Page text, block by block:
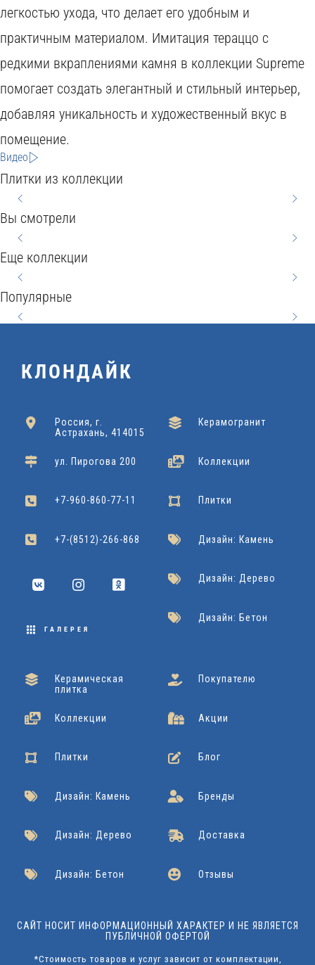
легкостью ухода, что делает его удобным и
практичным материалом. Имитация тераццо с
редкими вкраплениями камня в коллекции Supreme
помогает создать элегантный и стильный интерьер,
добавляя уникальность и художественный вкус в
помещение.
Видео
Плитки из коллекции
Вы смотрели
Еще коллекции
C
I
Y
S
T
Y
L
E
6
0
6
x
1
2
Grasaro
Подробнее
H
O
M
E
W
O
D
2
0
6
Grasaro
Подробнее
B
E
R
E
G
6
0
x
1
0
Kerranova
Популярные
S
E
V
L
L
A
2
x
2
H
A
M
O
N
Y
0
x
0
O
O
D
C
O
N
C
E
P
N
T
R
A
2
x
0
КЛОНДАЙК
Россия, г.
Астрахань, 414015
ул. Пирогова 200
+7-960-860-77-11
+7-(8512)-266-868
ГАЛЕРЕЯ
Керамогранит
Коллекции
Плитки
Дизайн: Камень
Дизайн: Дерево
Дизайн: Бетон
Керамическая
плитка
Коллекции
Плитки
Дизайн: Камень
Дизайн: Дерево
Дизайн: Бетон
Покупателю
Акции
Блог
Бренды
Доставка
Отзывы
САЙТ НОСИТ ИНФОРМАЦИОННЫЙ ХАРАКТЕР И НЕ ЯВЛЯЕТСЯ
ПУБЛИЧНОЙ ОФЕРТОЙ
*Стоимость товаров и услуг зависит от комплектации,